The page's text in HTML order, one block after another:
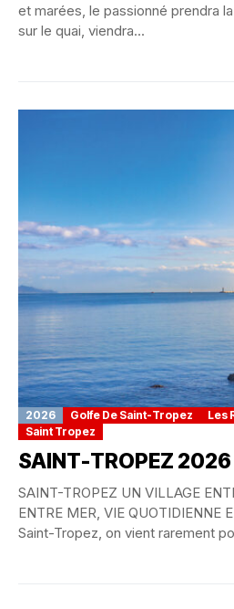
et marées, le passionné prendra
sur le quai, viendra...
2026 Golfe De Saint-Tropez Les
Saint Tropez
SAINT-TROPEZ 2026
SAINT-TROPEZ UN VILLAGE
ENTRE MER, VIE QUOTIDIENNE
Saint-Tropez, on vient rarement